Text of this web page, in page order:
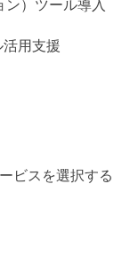
ン）ツール導入
活用支援
ビスを選択する